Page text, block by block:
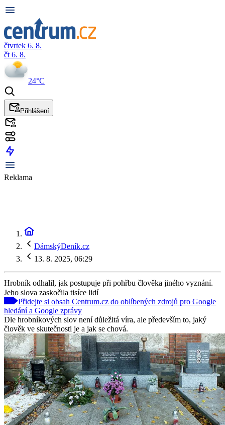
čtvrtek 6. 8.
čt 6. 8.
24°C
Přihlášení
Reklama
DámskýDeník.cz
13. 8. 2025, 06:29
Hrobník odhalil, jak postupuje při pohřbu člověka jiného vyznání.
Jeho slova zaskočila tisíce lidí
Přidejte si obsah Centrum.cz do oblíbených zdrojů pro Google
hledání a Google zprávy
Dle hrobníkových slov není důležitá víra, ale především to, jaký
člověk ve skutečnosti je a jak se chová.